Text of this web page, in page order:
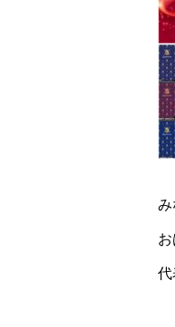
み
代